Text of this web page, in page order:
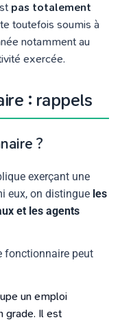
pas totalement
toutefois soumis à
notamment au
exercée.
: rappels
?
exerçant une
eux, on distingue les
et les agents
fonctionnaire peut
un emploi
grade. Il est